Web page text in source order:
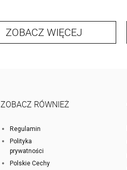
ZOBACZ WIĘCEJ
ZOBACZ RÓWNIEŻ
Regulamin
Polityka
prywatności
Polskie Cechy